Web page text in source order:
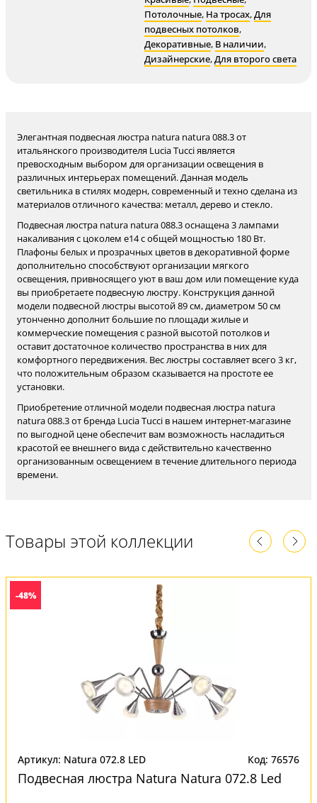
Потолочные, На тросах,Для
подвесных потолков,
Декоративные, В наличии,
Дизайнерские,Для второго света
Элегантная подвесная люстра natura natura 088.3 от
итальянского производителя Lucia Tucci является
превосходным выбором для организации освещения в
различных интерьерах помещений. Данная модель
светильника в стилях модерн, современный и техно сделана из
материалов отличного качества: металл, дерево и стекло.
Подвесная люстра natura natura 088.3 оснащена 3 лампами
накаливания с цоколем e14 с общей мощностью 180 Вт.
Плафоны белых и прозрачных цветов в декоративной форме
дополнительно способствуют организации мягкого
освещения, привносящего уют в ваш дом или помещение куда
вы приобретаете подвесную люстру. Конструкция данной
модели подвесной люстры высотой 89 см, диаметром 50 см
утонченно дополнит большие по площади жилые и
коммерческие помещения с разной высотой потолков и
оставит достаточное количество пространства в них для
комфортного передвижения. Вес люстры составляет всего 3 кг,
что положительным образом сказывается на простоте ее
установки.
Приобретение отличной модели подвесная люстра natura
natura 088.3 от бренда Lucia Tucci в нашем интернет-магазине
по выгодной цене обеспечит вам возможность насладиться
красотой ее внешнего вида с действительно качественно
организованным освещением в течение длительного периода
времени.
Товары этой коллекции
-48%
Артикул: Natura 072.8 LED Код: 76576
Подвесная люстра Natura Natura 072.8 Led